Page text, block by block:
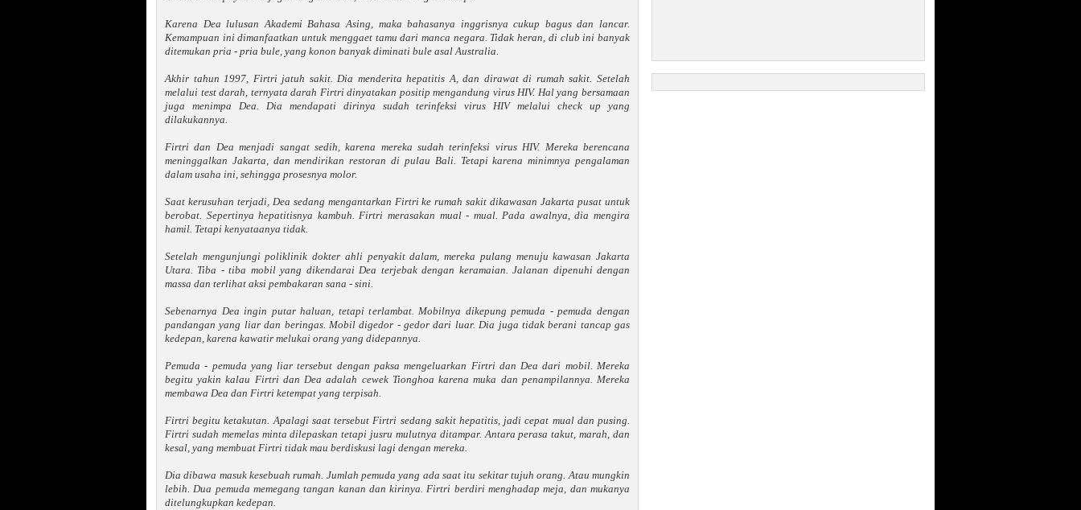
Karena Dea lulusan Akademi Bahasa Asing, maka bahasanya inggrisnya cukup bagus dan lancar.
Kemampuan ini dimanfaatkan untuk menggaet tamu dari manca negara. Tidak heran, di club ini banyak
ditemukan pria - pria bule, yang konon banyak diminati bule asal Australia.
Akhir tahun 1997, Firtri jatuh sakit. Dia menderita hepatitis A, dan dirawat di rumah sakit. Setelah
melalui test darah, ternyata darah Firtri dinyatakan positip mengandung virus HIV. Hal yang bersamaan
juga menimpa Dea. Dia mendapati dirinya sudah terinfeksi virus HIV melalui check up yang
dilakukannya.
Firtri dan Dea menjadi sangat sedih, karena mereka sudah terinfeksi virus HIV. Mereka berencana
meninggalkan Jakarta, dan mendirikan restoran di pulau Bali. Tetapi karena minimnya pengalaman
dalam usaha ini, sehingga prosesnya molor.
Saat kerusuhan terjadi, Dea sedang mengantarkan Firtri ke rumah sakit dikawasan Jakarta pusat untuk
berobat. Sepertinya hepatitisnya kambuh. Firtri merasakan mual - mual. Pada awalnya, dia mengira
hamil. Tetapi kenyataanya tidak.
Setelah mengunjungi poliklinik dokter ahli penyakit dalam, mereka pulang menuju kawasan Jakarta
Utara. Tiba - tiba mobil yang dikendarai Dea terjebak dengan keramaian. Jalanan dipenuhi dengan
massa dan terlihat aksi pembakaran sana - sini.
Sebenarnya Dea ingin putar haluan, tetapi terlambat. Mobilnya dikepung pemuda - pemuda dengan
pandangan yang liar dan beringas. Mobil digedor - gedor dari luar. Dia juga tidak berani tancap gas
kedepan, karena kawatir melukai orang yang didepannya.
Pemuda - pemuda yang liar tersebut dengan paksa mengeluarkan Firtri dan Dea dari mobil. Mereka
begitu yakin kalau Firtri dan Dea adalah cewek Tionghoa karena muka dan penampilannya. Mereka
membawa Dea dan Firtri ketempat yang terpisah.
Firtri begitu ketakutan. Apalagi saat tersebut Firtri sedang sakit hepatitis, jadi cepat mual dan pusing.
Firtri sudah memelas minta dilepaskan tetapi jusru mulutnya ditampar. Antara perasa takut, marah, dan
kesal, yang membuat Firtri tidak mau berdiskusi lagi dengan mereka.
Dia dibawa masuk kesebuah rumah. Jumlah pemuda yang ada saat itu sekitar tujuh orang. Atau mungkin
lebih. Dua pemuda memegang tangan kanan dan kirinya. Firtri berdiri menghadap meja, dan mukanya
ditelungkupkan kedepan.